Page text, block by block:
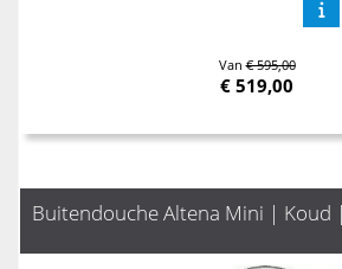
Van€ 595,00
€ 519,00
Buitendouche Altena Mini | Koud